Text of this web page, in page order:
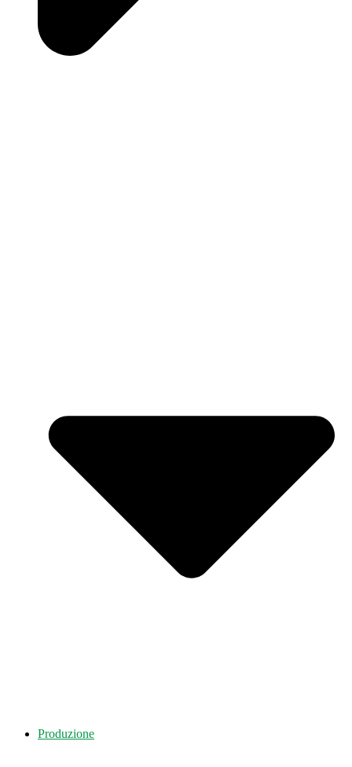
Produzione